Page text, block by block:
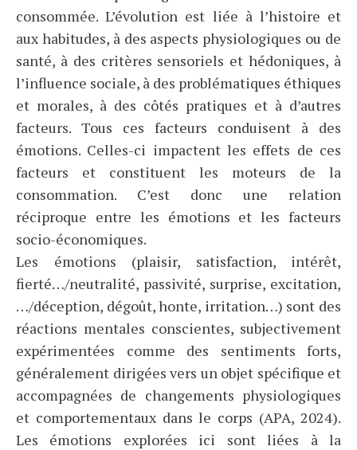
consommée. L’évolution est liée à l’histoire et
aux habitudes, à des aspects physiologiques ou de
santé, à des critères sensoriels et hédoniques, à
l’influence sociale, à des problématiques éthiques
et morales, à des côtés pratiques et à d’autres
facteurs. Tous ces facteurs conduisent à des
émotions. Celles-ci impactent les effets de ces
facteurs et constituent les moteurs de la
consommation. C’est donc une relation
réciproque entre les émotions et les facteurs
socio-économiques.
Les émotions (plaisir, satisfaction, intérêt,
fierté…/neutralité, passivité, surprise, excitation,
…/déception, dégoût, honte, irritation…) sont des
réactions mentales conscientes, subjectivement
expérimentées comme des sentiments forts,
généralement dirigées vers un objet spécifique et
accompagnées de changements physiologiques
et comportementaux dans le corps (APA, 2024).
Les émotions explorées ici sont liées à la